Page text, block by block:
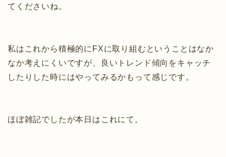
てくださいね。
私はこれから積極的にFXに取り組むということはなか
なか考えにくいですが、良いトレンド傾向をキャッチ
したりした時にはやってみるかもって感じです。
ほぼ雑記でしたが本日はこれにて。